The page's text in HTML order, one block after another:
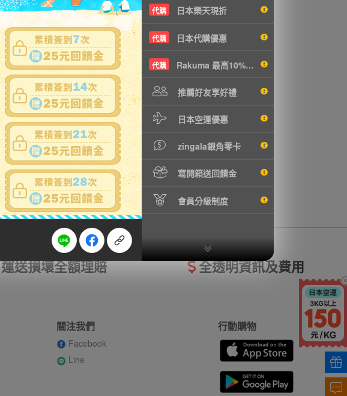
代購 日本樂天現折
代購 日本代購優惠
代購 Rakuma 最高10%現折
推薦好友享好禮
日本空運優惠
zingala銀角零卡
寫開箱送回饋金
會員分級制度
運送損壞全額理賠 全透明資訊及費用
關注我們
Facebook
Line
行動購物